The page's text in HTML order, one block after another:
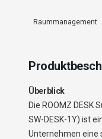
Raummanagement
Überblick
Die ROOMZ DESK
SW-DESK-1Y) ist
Unternehmen eine